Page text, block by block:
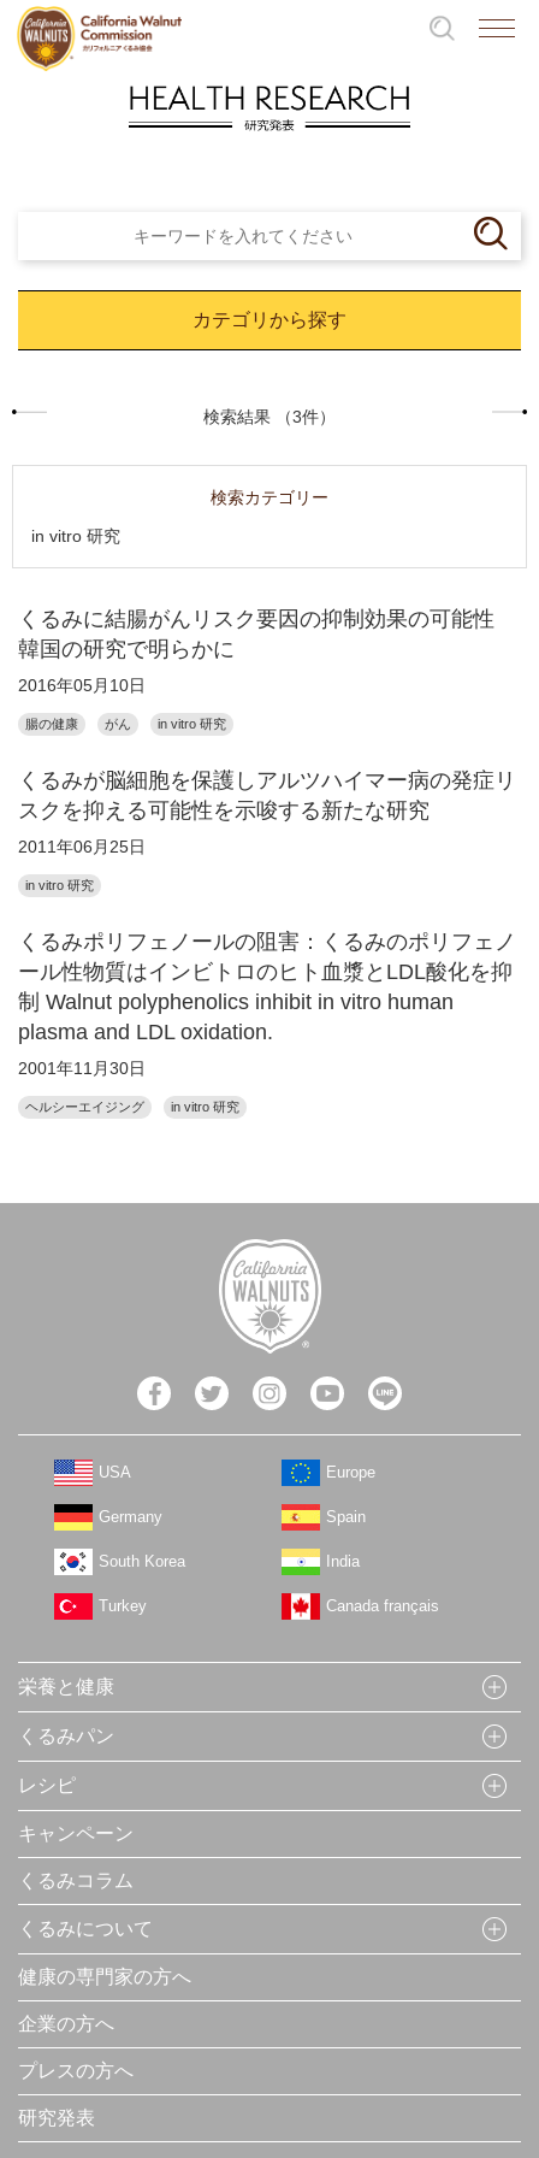
カテゴリから探す
検索結果 （3件）
検索カテゴリー
in vitro 研究
くるみに結腸がんリスク要因の抑制効果の可能性
韓国の研究で明らかに
2016年05月10日
腸の健康 がん in vitro 研究
くるみが脳細胞を保護しアルツハイマー病の発症リ
スクを抑える可能性を示唆する新たな研究
2011年06月25日
in vitro 研究
くるみポリフェノールの阻害：くるみのポリフェノ
ール性物質はインビトロのヒト血漿とLDL酸化を抑
制 Walnut polyphenolics inhibit in vitro human
plasma and LDL oxidation.
2001年11月30日
ヘルシーエイジング in vitro 研究
USA Europe
Germany Spain
South Korea India
Turkey Canada français
栄養と健康
くるみパン
レシピ
キャンペーン
くるみコラム
くるみについて
健康の専門家の方へ
企業の方へ
プレスの方へ
研究発表